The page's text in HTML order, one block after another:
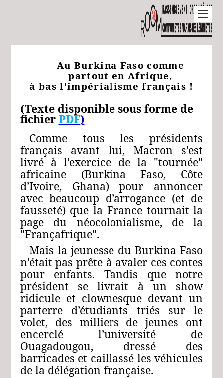
Au Burkina Faso comme
partout en Afrique,
à bas l’impérialisme français !
(Texte disponible sous forme de
fichier PDF)
Comme tous les présidents
français avant lui, Macron s’est
livré à l’exercice de la "tournée"
africaine (Burkina Faso, Côte
d’Ivoire, Ghana) pour annoncer
avec beaucoup d’arrogance (et de
fausseté) que la France tournait la
page du néocolonialisme, de la
"Françafrique".
Mais la jeunesse du Burkina Faso
n’était pas prête à avaler ces contes
pour enfants. Tandis que notre
président se livrait à un show
ridicule et clownesque devant un
parterre d’étudiants triés sur le
volet, des milliers de jeunes ont
encerclé l’université de
Ouagadougou, dressé des
barricades et caillassé les véhicules
de la délégation française.